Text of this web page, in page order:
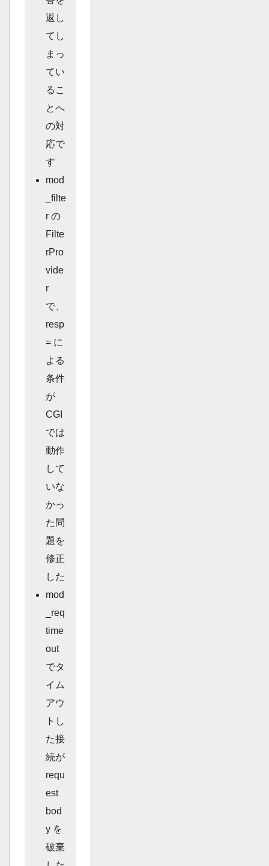
返し
てし
まっ
てい
るこ
とへ
の対
応で
す
mod
_filte
r の
Filte
rPro
vide
r
で、
resp
= に
よる
条件
が
CGI
では
動作
して
いな
かっ
た問
題を
修正
した
mod
_req
time
out
でタ
イム
アウ
トし
た接
続が
requ
est
bod
y を
破棄